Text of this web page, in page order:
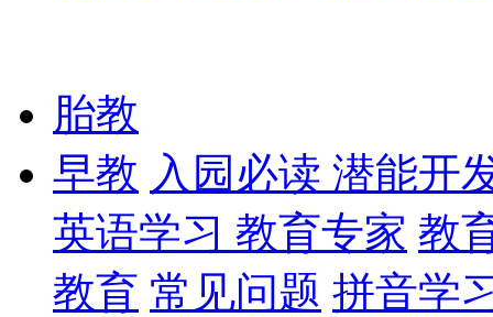
胎教
早教 入园必读 潜能开
英语学习 教育专家 教
教育 常见问题 拼音学